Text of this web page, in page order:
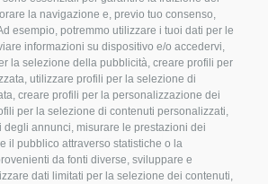
la navigazione e, previo tuo consenso,
esempio, potremmo utilizzare i tuoi dati per le
informazioni su dispositivo e/o accedervi,
la selezione della pubblicità, creare profili per
utilizzare profili per la selezione di
creare profili per la personalizzazione dei
per la selezione di contenuti personalizzati,
degli annunci, misurare le prestazioni dei
il pubblico attraverso statistiche o la
da fonti diverse, sviluppare e
dati limitati per la selezione dei contenuti,
1
TECHNICAL SHEET